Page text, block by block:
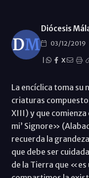
Diócesis
03/12/2019
X
La encíclica toma su
criaturas compuesto
XIII) y que
mi’ Signore»
recuerda la
que debe ser
de la Tierra que «es